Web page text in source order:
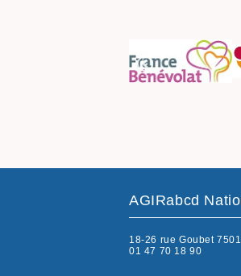
AGIRabcd
18-26 rue Goubet
01 47 70 18 90